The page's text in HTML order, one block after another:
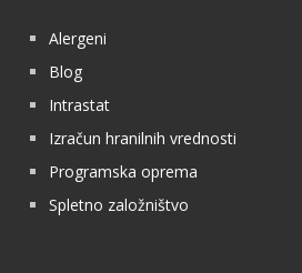
Alergeni
Blog
Intrastat
Izračun hranilnih vrednosti
Programska oprema
Spletno založništvo